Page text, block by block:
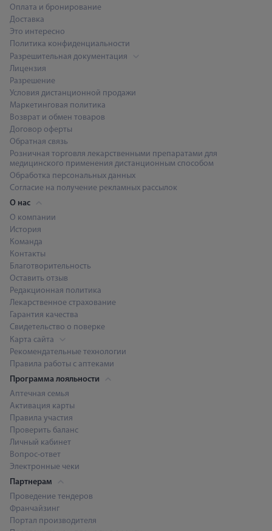
Оплата и бронирование
Доставка
Это интересно
Политика конфиденциальности
Разрешительная документация
Лицензия
Разрешение
Условия дистанционной продажи
Маркетинговая политика
Возврат и обмен товаров
Договор оферты
Обратная связь
Розничная торговля лекарственными препаратами для
медицинского применения дистанционным способом
Обработка персональных данных
Согласие на получение рекламных рассылок
О нас
О компании
История
Команда
Контакты
Благотворительность
Оставить отзыв
Редакционная политика
Лекарственное страхование
Гарантия качества
Свидетельство о поверке
Карта сайта
Рекомендательные технологии
Правила работы с аптеками
Программа лояльности
Аптечная семья
Активация карты
Правила участия
Проверить баланс
Личный кабинет
Вопрос-ответ
Электронные чеки
Партнерам
Проведение тендеров
Франчайзинг
Портал производителя